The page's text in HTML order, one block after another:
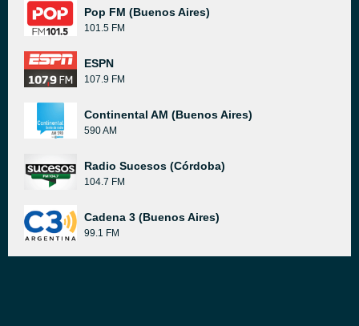
Pop FM (Buenos Aires)
101.5 FM
ESPN
107.9 FM
Continental AM (Buenos Aires)
590 AM
Radio Sucesos (Córdoba)
104.7 FM
Cadena 3 (Buenos Aires)
99.1 FM